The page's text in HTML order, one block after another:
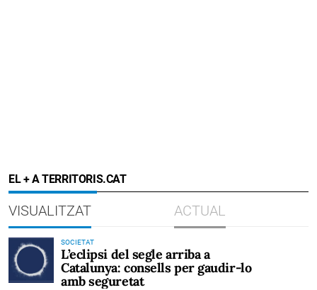
EL + A TERRITORIS.CAT
VISUALITZAT ACTUAL
SOCIETAT
L’eclipsi del segle arriba a
Catalunya: consells per gaudir-lo
amb seguretat